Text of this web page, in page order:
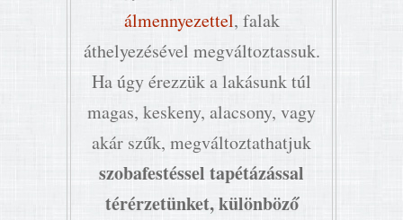
álmennyezettel, falak
áthelyezésével megváltoztassuk.
Ha úgy érezzük a lakásunk túl
magas, keskeny, alacsony, vagy
akár szűk, megváltoztathatjuk
szobafestéssel tapétázással
térérzetünket, különböző